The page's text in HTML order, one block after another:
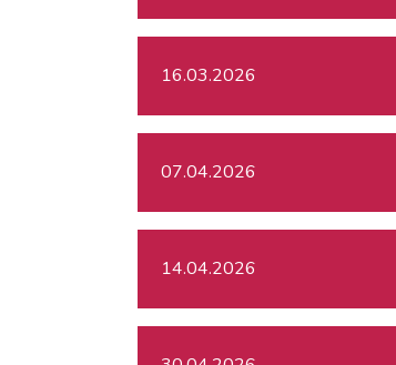
16.03.2026
07.04.2026
14.04.2026